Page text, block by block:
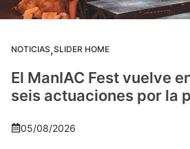
NOTICIAS,SLIDER HOME
El ManIAC Fest vuelve
seis actuaciones por la
05/08/2026